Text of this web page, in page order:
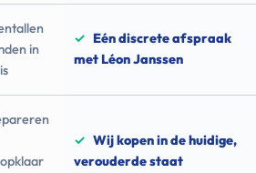
in
✓ Eén discrete afspraak
met Léon Janssen
✓ Wij kopen in de huidige,
verouderde staat